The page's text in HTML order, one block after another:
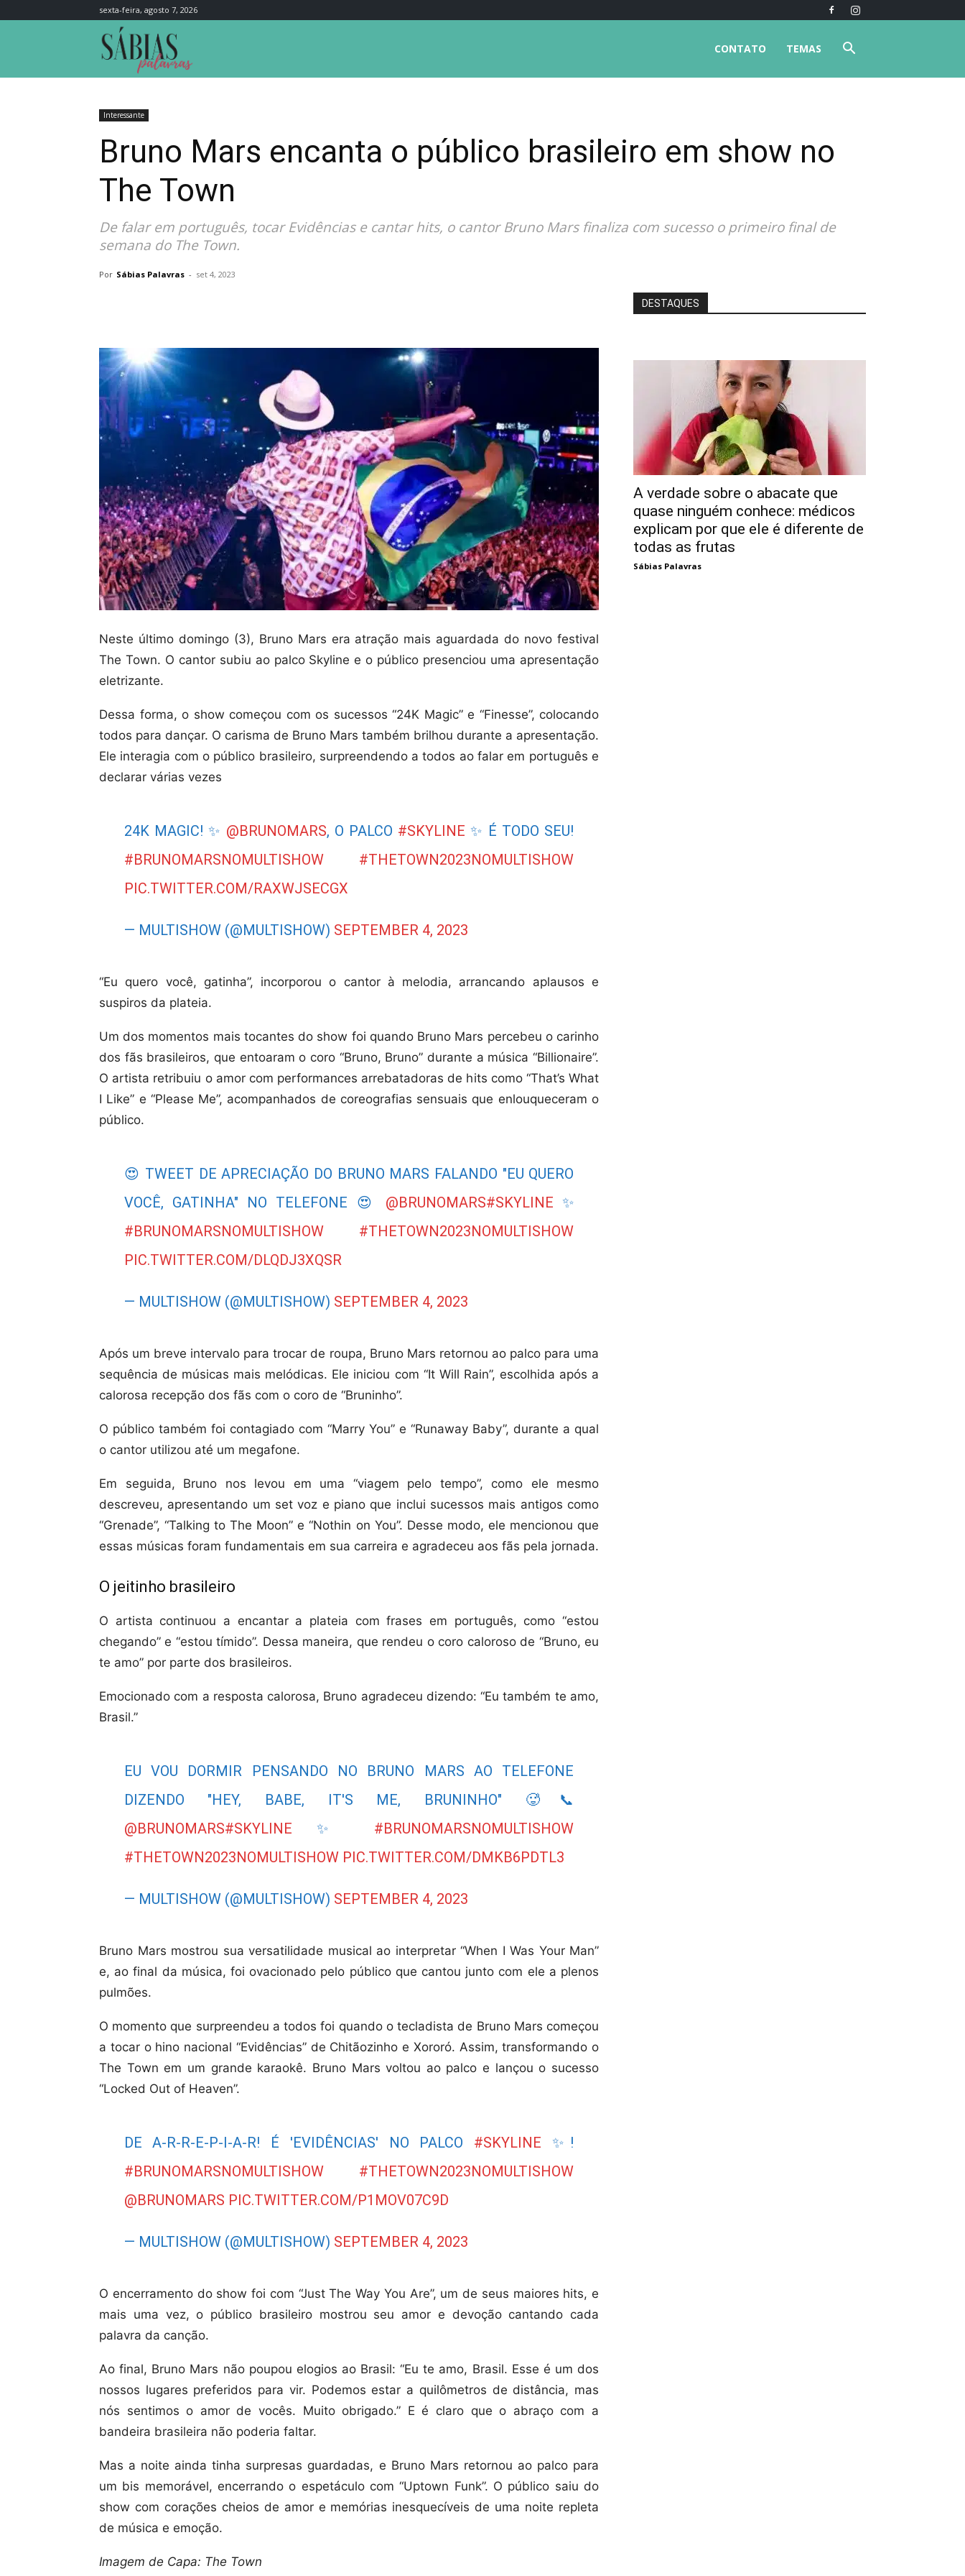
sexta-feira, agosto 7, 2026
TEMAS
CONTATO
Interessante
Bruno Mars encanta o público brasileiro em show no
The Town
De falar em português, tocar Evidências e cantar hits, o cantor Bruno Mars finaliza com sucesso o primeiro final de
semana do The Town.
Por Sábias Palavras - set 4, 2023
Neste último domingo (3), Bruno Mars era atração mais aguardada do novo festival
The Town. O cantor subiu ao palco Skyline e o público presenciou uma apresentação
eletrizante.
Dessa forma, o show começou com os sucessos “24K Magic” e “Finesse”, colocando
todos para dançar. O carisma de Bruno Mars também brilhou durante a apresentação.
Ele interagia com o público brasileiro, surpreendendo a todos ao falar em português e
declarar várias vezes
24K MAGIC! ✨ @BRUNOMARS, O PALCO #SKYLINE ✨ É TODO SEU!
#BRUNOMARSNOMULTISHOW
#THETOWN2023NOMULTISHOW
PIC.TWITTER.COM/RAXWJSECGX
— MULTISHOW (@MULTISHOW) SEPTEMBER 4, 2023
“Eu quero você, gatinha”, incorporou o cantor à melodia, arrancando aplausos e
suspiros da plateia.
Um dos momentos mais tocantes do show foi quando Bruno Mars percebeu o carinho
dos fãs brasileiros, que entoaram o coro “Bruno, Bruno” durante a música “Billionaire”.
O artista retribuiu o amor com performances arrebatadoras de hits como “That’s What
I Like” e “Please Me”, acompanhados de coreografias sensuais que enlouqueceram o
público.
😍 TWEET DE APRECIAÇÃO DO BRUNO MARS FALANDO "EU QUERO
VOCÊ, GATINHA" NO TELEFONE 😍 @BRUNOMARS#SKYLINE ✨
#BRUNOMARSNOMULTISHOW
#THETOWN2023NOMULTISHOW
PIC.TWITTER.COM/DLQDJ3XQSR
— MULTISHOW (@MULTISHOW) SEPTEMBER 4, 2023
Após um breve intervalo para trocar de roupa, Bruno Mars retornou ao palco para uma
sequência de músicas mais melódicas. Ele iniciou com “It Will Rain”, escolhida após a
calorosa recepção dos fãs com o coro de “Bruninho”.
O público também foi contagiado com “Marry You” e “Runaway Baby”, durante a qual
o cantor utilizou até um megafone.
Em seguida, Bruno nos levou em uma “viagem pelo tempo”, como ele mesmo
descreveu, apresentando um set voz e piano que inclui sucessos mais antigos como
“Grenade”, “Talking to The Moon” e “Nothin on You”. Desse modo, ele mencionou que
essas músicas foram fundamentais em sua carreira e agradeceu aos fãs pela jornada.
O jeitinho brasileiro
O artista continuou a encantar a plateia com frases em português, como “estou
chegando” e “estou tímido”. Dessa maneira, que rendeu o coro caloroso de “Bruno, eu
te amo” por parte dos brasileiros.
Emocionado com a resposta calorosa, Bruno agradeceu dizendo: “Eu também te amo,
Brasil.”
EU VOU DORMIR PENSANDO NO BRUNO MARS AO TELEFONE
DIZENDO "HEY, BABE, IT'S ME, BRUNINHO" 🥵📞
@BRUNOMARS#SKYLINE ✨ #BRUNOMARSNOMULTISHOW
#THETOWN2023NOMULTISHOW PIC.TWITTER.COM/DMKB6PDTL3
— MULTISHOW (@MULTISHOW) SEPTEMBER 4, 2023
Bruno Mars mostrou sua versatilidade musical ao interpretar “When I Was Your Man”
e, ao final da música, foi ovacionado pelo público que cantou junto com ele a plenos
pulmões.
O momento que surpreendeu a todos foi quando o tecladista de Bruno Mars começou
a tocar o hino nacional “Evidências” de Chitãozinho e Xororó. Assim, transformando o
The Town em um grande karaokê. Bruno Mars voltou ao palco e lançou o sucesso
“Locked Out of Heaven”.
DE A-R-R-E-P-I-A-R! É 'EVIDÊNCIAS' NO PALCO #SKYLINE ✨!
#BRUNOMARSNOMULTISHOW
#THETOWN2023NOMULTISHOW
@BRUNOMARS PIC.TWITTER.COM/P1MOV07C9D
— MULTISHOW (@MULTISHOW) SEPTEMBER 4, 2023
O encerramento do show foi com “Just The Way You Are”, um de seus maiores hits, e
mais uma vez, o público brasileiro mostrou seu amor e devoção cantando cada
palavra da canção.
Ao final, Bruno Mars não poupou elogios ao Brasil: “Eu te amo, Brasil. Esse é um dos
nossos lugares preferidos para vir. Podemos estar a quilômetros de distância, mas
nós sentimos o amor de vocês. Muito obrigado.” E é claro que o abraço com a
bandeira brasileira não poderia faltar.
Mas a noite ainda tinha surpresas guardadas, e Bruno Mars retornou ao palco para
um bis memorável, encerrando o espetáculo com “Uptown Funk”. O público saiu do
show com corações cheios de amor e memórias inesquecíveis de uma noite repleta
de música e emoção.
Imagem de Capa: The Town
DESTAQUES
A verdade sobre o abacate que
quase ninguém conhece: médicos
explicam por que ele é diferente de
todas as frutas
Sábias Palavras